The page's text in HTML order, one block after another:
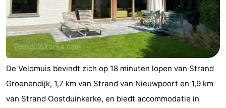
De Veldmuis bevindt zich op 18 minuten lopen van Strand
Groenendijk, 1,7 km van Strand van Nieuwpoort en 1,9 km
van Strand Oostduinkerke, en biedt accommodatie in